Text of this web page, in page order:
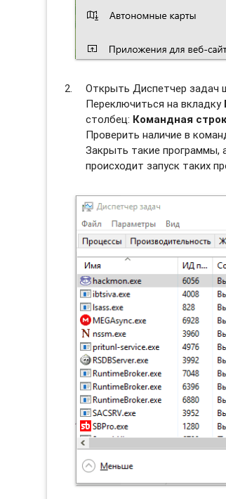
Открыть Диспетчер задач
Переключиться на вкладку
столбец: Командная
Проверить наличие в
Закрыть такие программы,
происходит запуск таких